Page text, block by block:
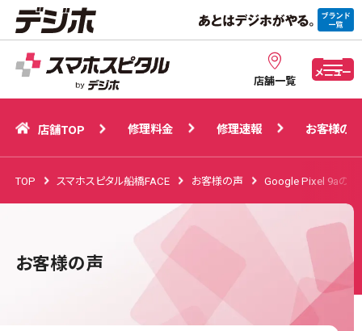
店舗一覧
メニュー
店舗TOP 修理速報 お客様の声
店舗TOP 修理料金 修理速報 お客様の声
TOP スマホスピタル船橋FACE お客様の声 Google Pixel 9aの画
お客様の声